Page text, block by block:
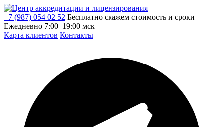
+7 (987) 054 02 52 Бесплатно скажем стоимость и сроки
Ежедневно 7:00–19:00 мск
Карта клиентов Контакты